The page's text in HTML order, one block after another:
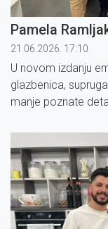
Pamela
21.06.2026. 17:10
U novom izdanju
glazbenica,
manje poznate